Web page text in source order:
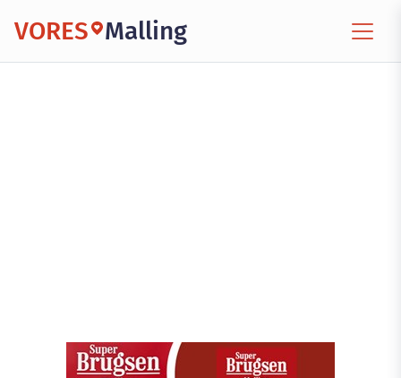
VORES Malling